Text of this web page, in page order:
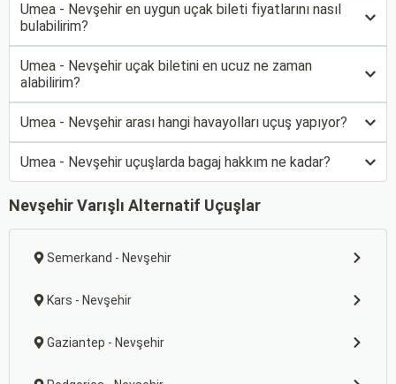
Umea - Nevşehir en uygun uçak bileti fiyatlarını nasıl
bulabilirim?
Umea - Nevşehir uçak biletini en ucuz ne zaman
alabilirim?
Umea - Nevşehir arası hangi havayolları uçuş yapıyor?
Umea - Nevşehir uçuşlarda bagaj hakkım ne kadar?
Nevşehir Varışlı Alternatif Uçuşlar
Semerkand - Nevşehir
Kars - Nevşehir
Gaziantep - Nevşehir